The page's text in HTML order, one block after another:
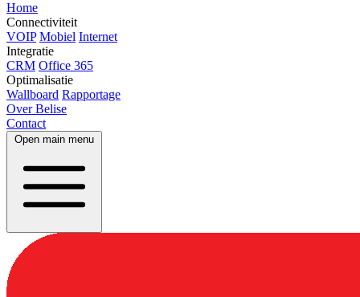
Home
Connectiviteit
VOIP Mobiel Internet
Integratie
CRM Office 365
Optimalisatie
Wallboard Rapportage
Over Belise
Contact
Open main menu